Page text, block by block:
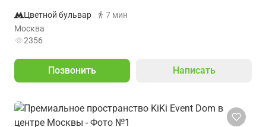
Цветной бульвар
7 мин
Москва
2356
Позвонить Написать